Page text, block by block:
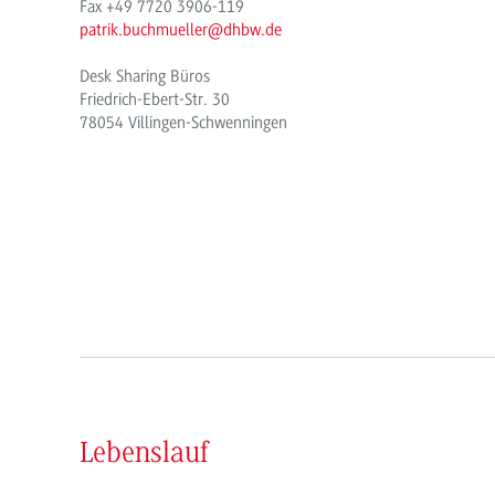
Fax +49 7720 3906-119
patrik.buchmueller@dhbw.de
Desk Sharing Büros
Friedrich-Ebert-Str. 30
78054 Villingen-Schwenningen
Lebenslauf